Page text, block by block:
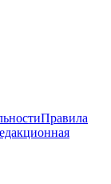
Правила